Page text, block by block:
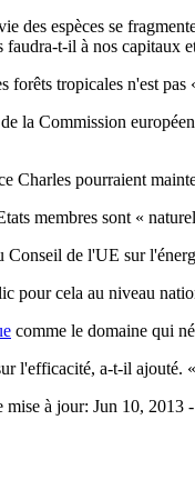
des espèces se
t-il à nos capitaux
forêts tropicales n'est
la Commission
Charles pourraient
membres sont «
de l'UE sur
pour cela au niveau
comme le domaine qui
l'efficacité, a-t-il ajouté.
mise à jour: Jun 10, 2013